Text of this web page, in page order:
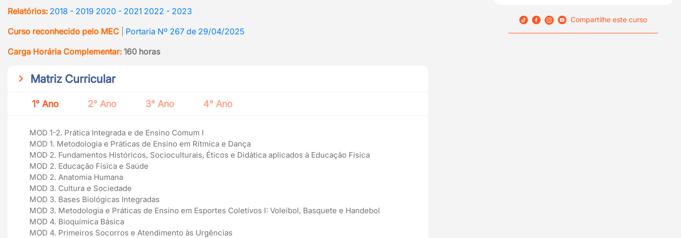
Relatórios: 2018 - 2019 2020 - 2021 2022 - 2023
Curso reconhecido pelo MEC
Portaria Nº 267 de 29/04/2025
Carga Horária Complementar: 160 horas
Matriz Curricular
1° Ano 2° Ano 3° Ano 4° Ano
MOD 1-2. Prática Integrada e de Ensino Comum I
MOD 1. Metodologia e Práticas de Ensino em Rítmica e Dança
MOD 2. Fundamentos Históricos, Socioculturais, Éticos e Didática aplicados à Educação Física
MOD 2. Educação Física e Saúde
MOD 2. Anatomia Humana
MOD 3. Cultura e Sociedade
MOD 3. Bases Biológicas Integradas
MOD 3. Metodologia e Práticas de Ensino em Esportes Coletivos I: Voleibol, Basquete e Handebol
MOD 4. Bioquímica Básica
MOD 4. Primeiros Socorros e Atendimento às Urgências
Compartilhe este curso